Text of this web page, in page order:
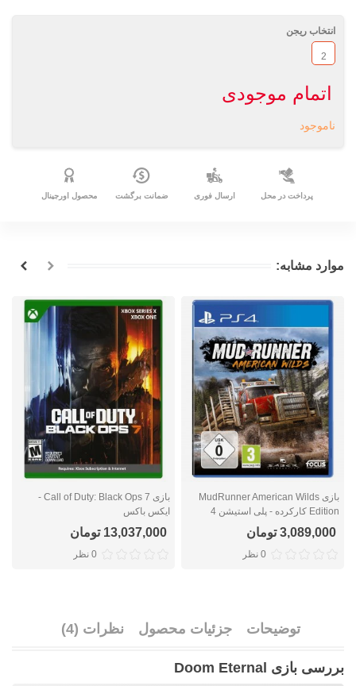
انتخاب ریجن
2
اتمام موجودی
ناموجود
پرداخت در محل ارسال فوری ضمانت برگشت محصول اورجینال
موارد مشابه:
بازی MudRunner American Wilds
Edition کارکرده - پلی استیشن 4
3,089,000 تومان
0 نظر
بازی Call of Duty: Black Ops 7 -
ایکس باکس
13,037,000 تومان
0 نظر
توضیحات جزئیات محصول نظرات (4)
بررسی بازی Doom Eternal